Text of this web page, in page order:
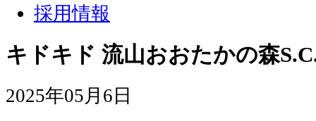
採用情報
キドキド 流山おおたかの森
2025年05月6日